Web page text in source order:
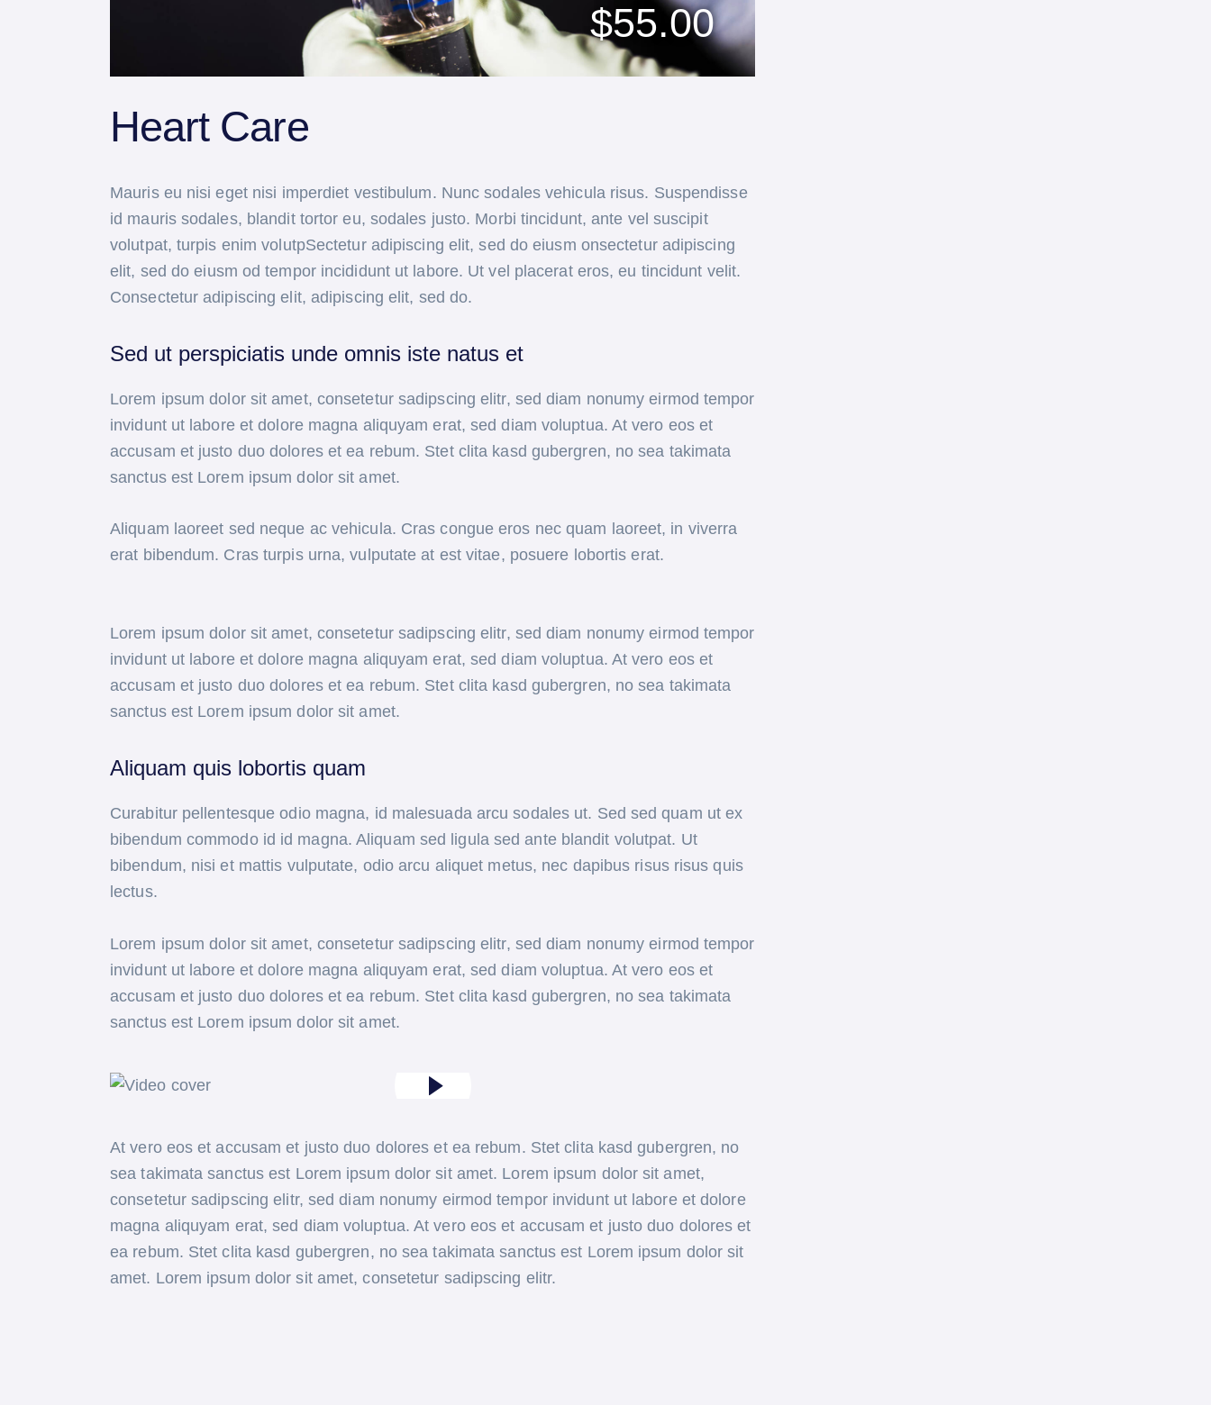
$55.00
Heart Care
Mauris eu nisi eget nisi imperdiet vestibulum. Nunc sodales vehicula risus. Suspendisse
id mauris sodales, blandit tortor eu, sodales justo. Morbi tincidunt, ante vel suscipit
volutpat, turpis enim volutpSectetur adipiscing elit, sed do eiusm onsectetur adipiscing
elit, sed do eiusm od tempor incididunt ut labore. Ut vel placerat eros, eu tincidunt velit.
Consectetur adipiscing elit, adipiscing elit, sed do.
Sed ut perspiciatis unde omnis iste natus et
Lorem ipsum dolor sit amet, consetetur sadipscing elitr, sed diam nonumy eirmod tempor
invidunt ut labore et dolore magna aliquyam erat, sed diam voluptua. At vero eos et
accusam et justo duo dolores et ea rebum. Stet clita kasd gubergren, no sea takimata
sanctus est Lorem ipsum dolor sit amet.
Aliquam laoreet sed neque ac vehicula. Cras congue eros nec quam laoreet, in viverra
erat bibendum. Cras turpis urna, vulputate at est vitae, posuere lobortis erat.
Lorem ipsum dolor sit amet, consetetur sadipscing elitr, sed diam nonumy eirmod tempor
invidunt ut labore et dolore magna aliquyam erat, sed diam voluptua. At vero eos et
accusam et justo duo dolores et ea rebum. Stet clita kasd gubergren, no sea takimata
sanctus est Lorem ipsum dolor sit amet.
Aliquam quis lobortis quam
Curabitur pellentesque odio magna, id malesuada arcu sodales ut. Sed sed quam ut ex
bibendum commodo id id magna. Aliquam sed ligula sed ante blandit volutpat. Ut
bibendum, nisi et mattis vulputate, odio arcu aliquet metus, nec dapibus risus risus quis
lectus.
Lorem ipsum dolor sit amet, consetetur sadipscing elitr, sed diam nonumy eirmod tempor
invidunt ut labore et dolore magna aliquyam erat, sed diam voluptua. At vero eos et
accusam et justo duo dolores et ea rebum. Stet clita kasd gubergren, no sea takimata
sanctus est Lorem ipsum dolor sit amet.
At vero eos et accusam et justo duo dolores et ea rebum. Stet clita kasd gubergren, no
sea takimata sanctus est Lorem ipsum dolor sit amet. Lorem ipsum dolor sit amet,
consetetur sadipscing elitr, sed diam nonumy eirmod tempor invidunt ut labore et dolore
magna aliquyam erat, sed diam voluptua. At vero eos et accusam et justo duo dolores et
ea rebum. Stet clita kasd gubergren, no sea takimata sanctus est Lorem ipsum dolor sit
amet. Lorem ipsum dolor sit amet, consetetur sadipscing elitr.